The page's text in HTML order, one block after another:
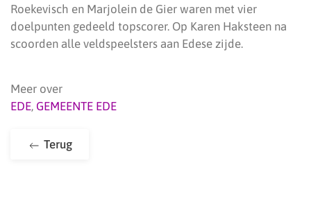
Roekevisch en Marjolein de Gier waren met vier
doelpunten gedeeld topscorer. Op Karen Haksteen na
scoorden alle veldspeelsters aan Edese zijde.
Meer over
EDE, GEMEENTE EDE
Terug